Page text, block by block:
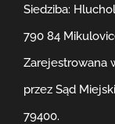
Siedziba:
790 84
Zarejestrowana
przez Sąd
79400.